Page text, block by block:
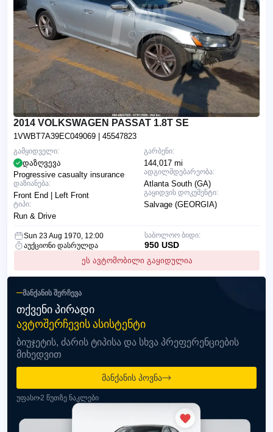
2014 VOLKSWAGEN PASSAT 1.8T SE
1VWBT7A39EC049069 | 45547823
გარბენი:
144,017 mi
ადგილმდებარეობა:
Atlanta South (GA)
გაყიდვის დოკუმენტი:
Salvage (GEORGIA)
გამყიდველი:
დაზღვევა
Progressive casualty insurance
დაზიანება:
Front End | Left Front
ტიპი:
Run & Drive
Sun 23 Aug 1970, 12:00
აუქციონი დასრულდა
ეს ავტომობილი გაყიდულია
საბოლოო ბიდი:
950 USD
ᲛᲐᲜᲥᲐᲜᲘᲡ ᲨᲔᲠᲩᲔᲕᲐ
ᲗᲥᲕᲔᲜᲘ ᲞᲘᲠᲐᲓᲘ
ᲐᲕᲢᲝᲨᲔᲠᲩᲔᲕᲘᲡ ᲐᲡᲘᲡᲢᲔᲜᲢᲘ
ბიუჯეტის, ძარის ტიპისა და სხვა პრეფერენციების
მიხედვით
მანქანის პოვნა
უფასო 2 წუთზე ნაკლები